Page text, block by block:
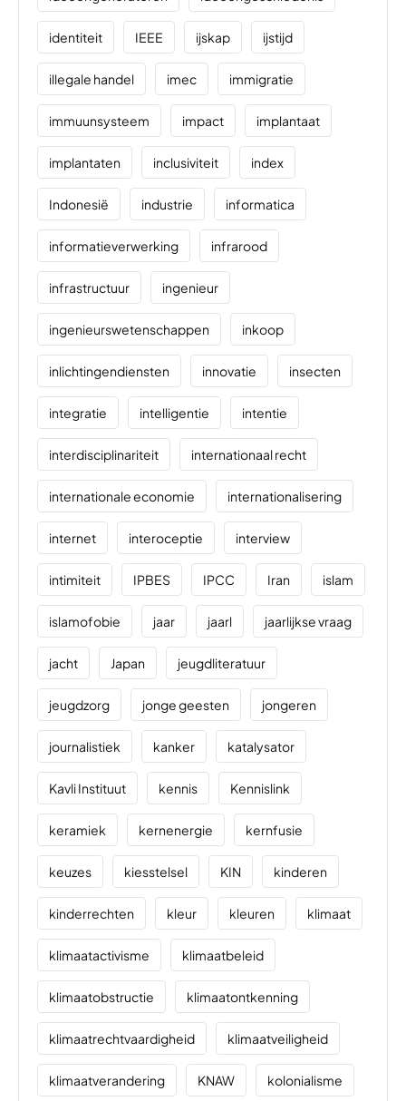
identiteit IEEE ijskap ijstijd
illegale handel imec immigratie
immuunsysteem impact implantaat
implantaten inclusiviteit index
Indonesië industrie informatica
informatieverwerking infrarood
infrastructuur ingenieur
ingenieurswetenschappen inkoop
inlichtingendiensten innovatie insecten
integratie intelligentie intentie
interdisciplinariteit internationaal recht
internationale economie internationalisering
internet interoceptie interview
intimiteit IPBES IPCC Iran islam
islamofobie jaar jaarl jaarlijkse vraag
jacht Japan jeugdliteratuur
jeugdzorg jonge geesten jongeren
journalistiek kanker katalysator
Kavli Instituut kennis Kennislink
keramiek kernenergie kernfusie
keuzes kiesstelsel KIN kinderen
kinderrechten kleur kleuren klimaat
klimaatactivisme klimaatbeleid
klimaatobstructie klimaatontkenning
klimaatrechtvaardigheid klimaatveiligheid
klimaatverandering KNAW kolonialisme